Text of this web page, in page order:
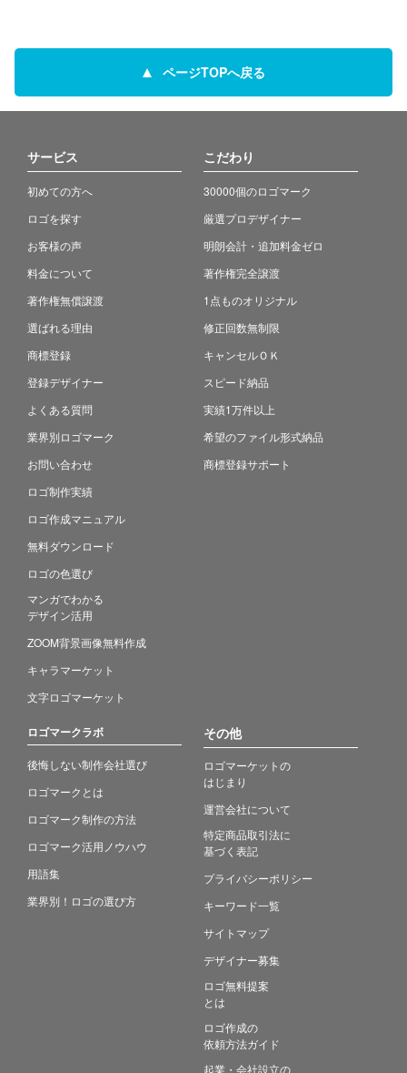
ページTOPへ戻る
サービス
初めての方へ
ロゴを探す
お客様の声
料金について
著作権無償譲渡
選ばれる理由
商標登録
登録デザイナー
よくある質問
業界別ロゴマーク
お問い合わせ
ロゴ制作実績
ロゴ作成マニュアル
無料ダウンロード
ロゴの色選び
マンガでわかる
デザイン活用
ZOOM背景画像無料作成
キャラマーケット
文字ロゴマーケット
こだわり
30000個のロゴマーク
厳選プロデザイナー
明朗会計・追加料金ゼロ
著作権完全譲渡
1点ものオリジナル
修正回数無制限
キャンセルＯＫ
スピード納品
実績1万件以上
希望のファイル形式納品
商標登録サポート
ロゴマークラボ
後悔しない制作会社選び
ロゴマークとは
ロゴマーク制作の方法
ロゴマーク活用ノウハウ
用語集
業界別！ロゴの選び方
その他
ロゴマーケットの
はじまり
運営会社について
特定商品取引法に
基づく表記
プライバシーポリシー
キーワード一覧
サイトマップ
デザイナー募集
ロゴ無料提案
とは
ロゴ作成の
依頼方法ガイド
起業・会社設立の